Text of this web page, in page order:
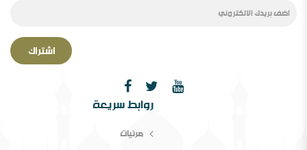
الصحوة بین الانحراف عنھا والانحراف بھا￼ ورقة مقدمة
لمؤتمر الصحوة،دراسة في المفھوم والإشكالات المقام
اشتراك
روابط سريعة
مرئيات